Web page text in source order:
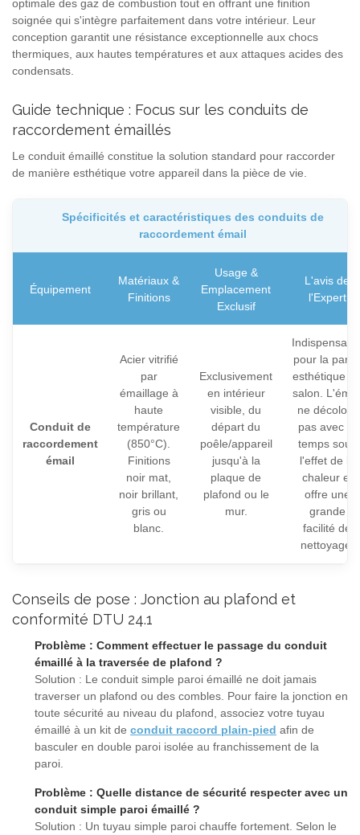
optimale des gaz de combustion tout en offrant une finition
soignée qui s'intègre parfaitement dans votre intérieur. Leur
conception garantit une résistance exceptionnelle aux chocs
thermiques, aux hautes températures et aux attaques acides des
condensats.
Guide technique : Focus sur les conduits de
raccordement émaillés
Le conduit émaillé constitue la solution standard pour raccorder
de manière esthétique votre appareil dans la pièce de vie.
Spécificités et caractéristiques des conduits de
raccordement émail
Équipement
Matériaux &
Finitions
Usage &
Emplacement
Exclusif
L'avis de
l'Expert
Conduit de
raccordement
émail
Acier vitrifié
par
émaillage à
haute
température
(850°C).
Finitions
noir mat,
noir brillant,
gris ou
blanc.
Exclusivement
en intérieur
visible, du
départ du
poêle/appareil
jusqu'à la
plaque de
plafond ou le
mur.
pour la partie
esthétique
salon.
ne décolore
pas avec le
temps sous
l'effet de la
chaleur et
offre une
grande
facilité de
nettoyage.
Conseils de pose : Jonction au plafond et
conformité DTU 24.1
Problème : Comment effectuer le passage du conduit
émaillé à la traversée de plafond ?
Solution : Le conduit simple paroi émaillé ne doit jamais
traverser un plafond ou des combles. Pour faire la jonction en
toute sécurité au niveau du plafond, associez votre tuyau
émaillé à un kit de conduit raccord plain-pied afin de
basculer en double paroi isolée au franchissement de la
paroi.
Problème : Quelle distance de sécurité respecter avec un
conduit simple paroi émaillé ?
Solution : Un tuyau simple paroi chauffe fortement. Selon le